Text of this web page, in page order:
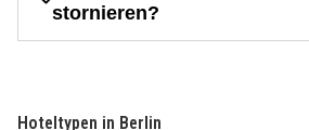
stornieren?
Hoteltypen in Berlin